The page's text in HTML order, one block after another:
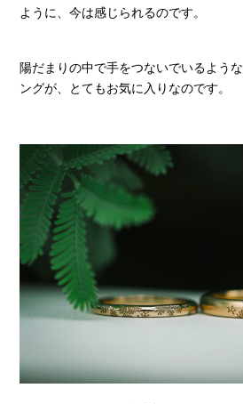
ように、今は感じられるのです。
陽だまりの中で手をつないでいるよう
ングが、とてもお気に入りなのです。